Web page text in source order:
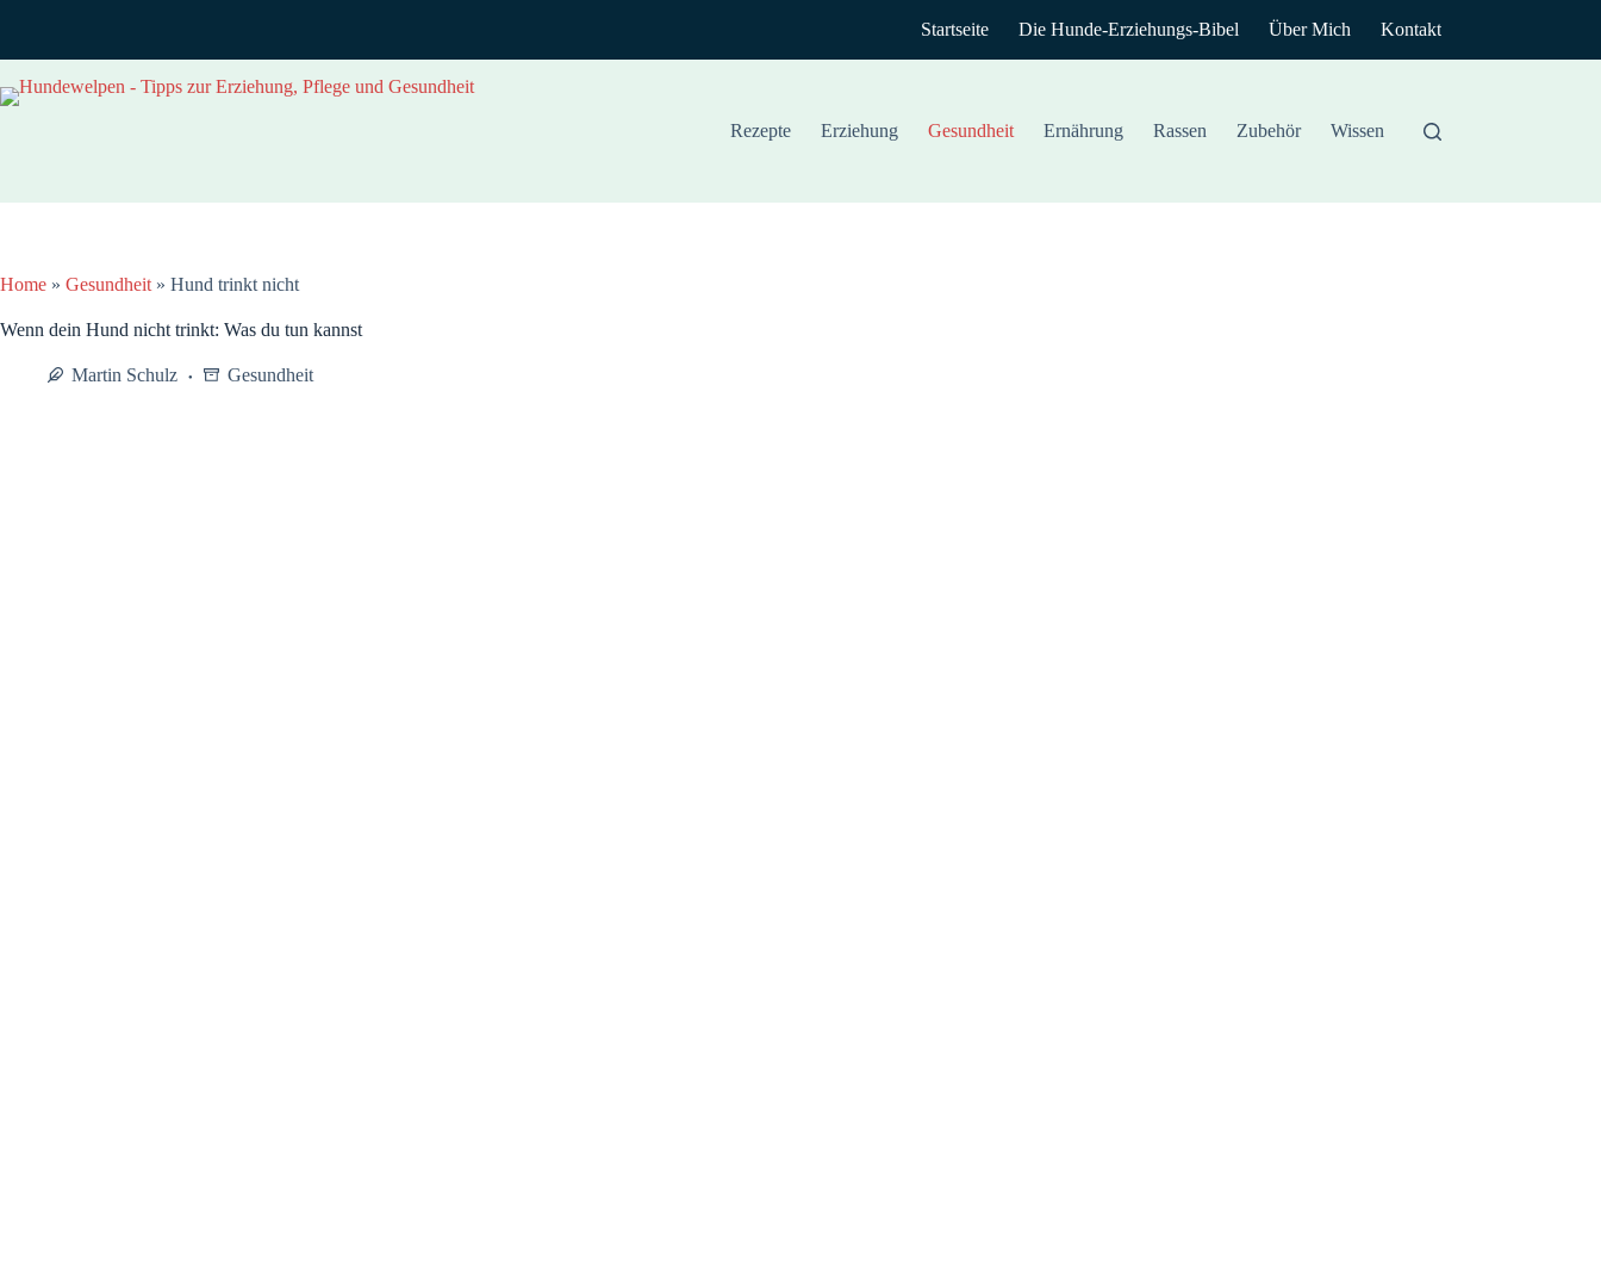
Startseite Die Hunde-Erziehungs-Bibel Über Mich Kontakt
Rezepte Erziehung Gesundheit Ernährung Rassen Zubehör Wissen
Home » Gesundheit » Hund trinkt nicht
Wenn dein Hund nicht trinkt: Was du tun kannst
Martin Schulz Gesundheit